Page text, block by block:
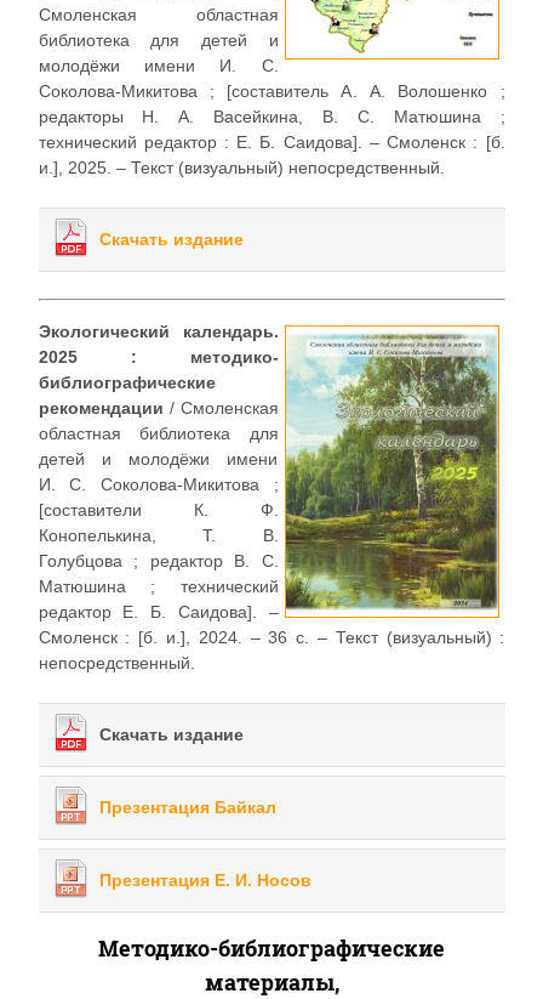
Смоленская областная
библиотека для детей и
молодёжи имени И. С.
Соколова-Микитова ; [составитель А. А. Волошенко ;
редакторы Н. А. Васейкина, В. С. Матюшина ;
технический редактор : Е. Б. Саидова]. – Смоленск : [б.
и.], 2025. – Текст (визуальный) непосредственный.
Скачать издание
Экологический календарь.
2025 : методико-
библиографические
рекомендации / Смоленская
областная библиотека для
детей и молодёжи имени
И. С. Соколова-Микитова ;
[составители К. Ф.
Конопелькина, Т. В.
Голубцова ; редактор В. С.
Матюшина ; технический
редактор Е. Б. Саидова]. –
Смоленск : [б. и.], 2024. – 36 с. – Текст (визуальный) :
непосредственный.
Скачать издание
Презентация Байкал
Презентация Е. И. Носов
Методико-библиографические
материалы,